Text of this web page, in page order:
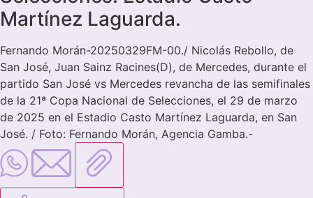
Martínez Laguarda.
Fernando Morán-20250329FM-00./ Nicolás Rebollo, de
San José, Juan Sainz Racines(D), de Mercedes, durante el
partido San José vs Mercedes revancha de las semifinales
de la 21ª Copa Nacional de Selecciones, el 29 de marzo
de 2025 en el Estadio Casto Martínez Laguarda, en San
José. / Foto: Fernando Morán, Agencia Gamba.-